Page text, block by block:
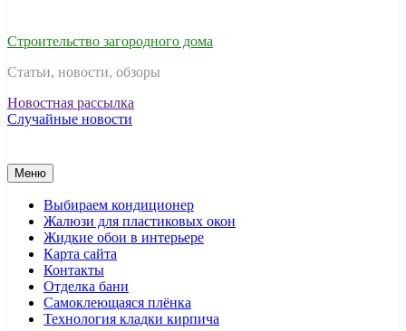
Строительство загородного дома
Статьи, новости, обзоры
Новостная рассылка
Случайные новости
Меню
Выбираем кондиционер
Жалюзи для пластиковых окон
Жидкие обои в интерьере
Карта сайта
Контакты
Отделка бани
Самоклеющаяся плёнка
Технология кладки кирпича